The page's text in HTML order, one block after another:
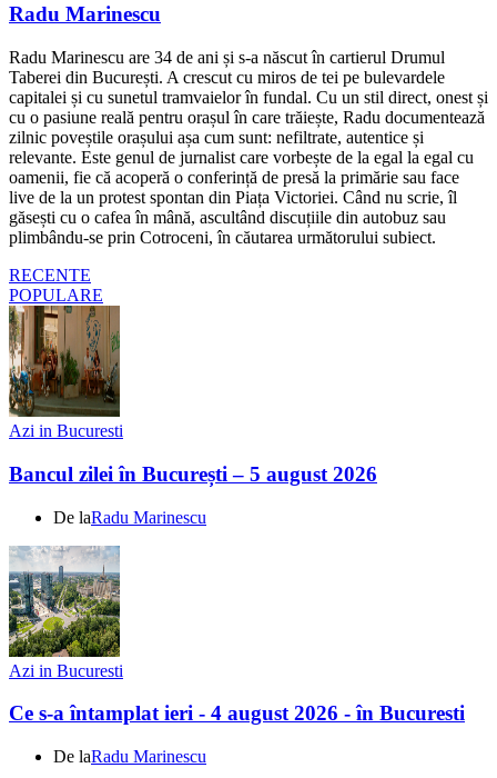
Radu Marinescu
Radu Marinescu are 34 de ani și s-a născut în cartierul Drumul
Taberei din București. A crescut cu miros de tei pe bulevardele
capitalei și cu sunetul tramvaielor în fundal. Cu un stil direct, onest și
cu o pasiune reală pentru orașul în care trăiește, Radu documentează
zilnic poveștile orașului așa cum sunt: nefiltrate, autentice și
relevante. Este genul de jurnalist care vorbește de la egal la egal cu
oamenii, fie că acoperă o conferință de presă la primărie sau face
live de la un protest spontan din Piața Victoriei. Când nu scrie, îl
găsești cu o cafea în mână, ascultând discuțiile din autobuz sau
plimbându-se prin Cotroceni, în căutarea următorului subiect.
RECENTE
POPULARE
Azi in Bucuresti
Bancul zilei în București – 5 august 2026
De laRadu Marinescu
Azi in Bucuresti
Ce s-a întamplat ieri - 4 august 2026 - în Bucuresti
De laRadu Marinescu